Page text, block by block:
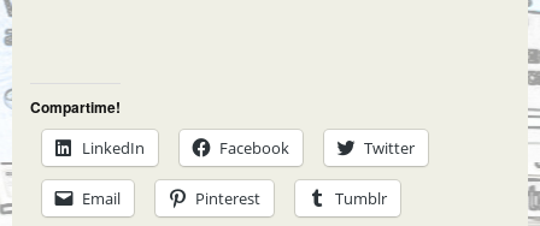
Compartime!
LinkedIn
Facebook Twitter
Email Pinterest Tumblr